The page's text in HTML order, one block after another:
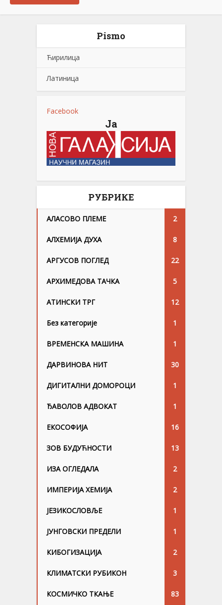
Pismo
Ћирилица
Латиница
Facebook
Ја
РУБРИКЕ
АЛАСОВО ПЛЕМЕ 2
АЛХЕМИЈА ДУХА 8
АРГУСОВ ПОГЛЕД 22
АРХИМЕДОВА ТАЧКА 5
АТИНСКИ ТРГ 12
Без категорије 1
ВРЕМЕНСКА МАШИНА 1
ДАРВИНОВА НИТ 30
ДИГИТАЛНИ ДОМОРОЦИ 1
ЂАВОЛОВ АДВОКАТ 1
ЕКОСОФИЈА 16
ЗОВ БУДУЋНОСТИ 13
ИЗА ОГЛЕДАЛА 2
ИМПЕРИЈА ХЕМИЈА 2
ЈЕЗИКОСЛОВЉЕ 1
ЈУНГОВСKИ ПРЕДЕЛИ 1
КИБОГИЗАЦИЈА 2
КЛИМАТСКИ РУБИКОН 3
КОСМИЧКО ТКАЊЕ 83